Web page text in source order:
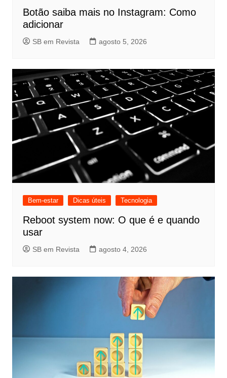
Botão saiba mais no Instagram: Como
adicionar
SB em Revista agosto 5, 2026
Bem-estar Dicas úteis Tecnologia
Reboot system now: O que é e quando
usar
SB em Revista agosto 4, 2026